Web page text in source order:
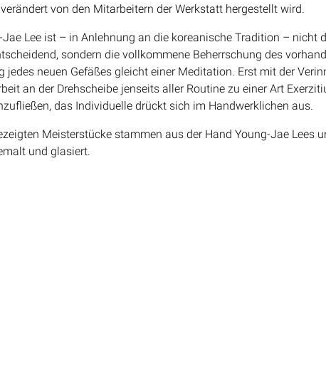
von den Mitarbeitern der Werkstatt hergestellt wird.
Jae Lee ist – in Anlehnung an die koreanische Tradition – nicht
sondern die vollkommene Beherrschung des
jedes neuen Gefäßes gleicht einer Meditation. Erst mit der
an der Drehscheibe jenseits aller Routine zu einer Art
das Individuelle drückt sich im Handwerklichen aus.
Meisterstücke stammen aus der Hand Young-Jae Lees
und glasiert.